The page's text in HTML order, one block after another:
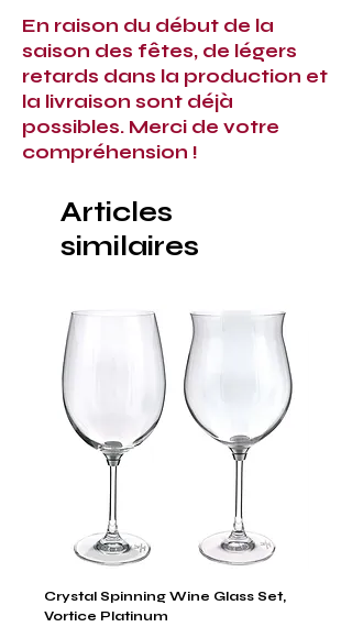
En raison du début de la
saison des fêtes, de légers
retards dans la production et
la livraison sont déjà
possibles. Merci de votre
compréhension !
Articles
similaires
Crystal Spinning Wine Glass Set,
Vortice Platinum